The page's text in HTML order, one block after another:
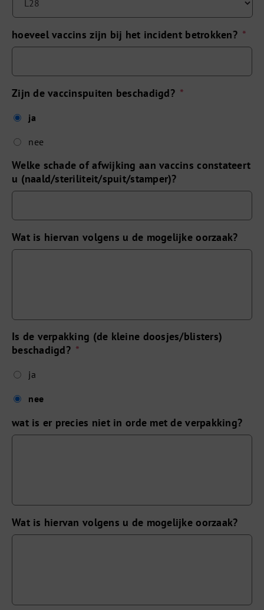
hoeveel vaccins zijn bij het incident betrokken? *
Zijn de vaccinspuiten beschadigd? *
ja
nee
Welke schade of afwijking aan vaccins constateert
u (naald/steriliteit/spuit/stamper)?
Wat is hiervan volgens u de mogelijke oorzaak?
Is de verpakking (de kleine doosjes/blisters)
beschadigd? *
ja
nee
wat is er precies niet in orde met de verpakking?
Wat is hiervan volgens u de mogelijke oorzaak?